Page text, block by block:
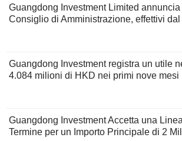
Guangdong Investment Limited annuncia
Consiglio di Amministrazione, effettivi
Guangdong Investment registra un utile
4.084 milioni di HKD nei primi nove mesi
Guangdong Investment Accetta una
Termine per un Importo Principale di 2